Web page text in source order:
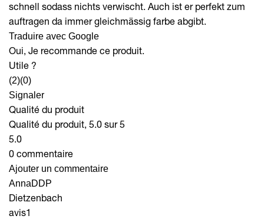
schnell sodass nichts verwischt. Auch ist er perfekt zum
auftragen da immer gleichmässig farbe abgibt.
Traduire avec Google
Oui, Je recommande ce produit.
Utile ?
(2)(0)
Signaler
Qualité du produit
Qualité du produit, 5.0 sur 5
5.0
0 commentaire
Ajouter un commentaire
AnnaDDP
Dietzenbach
avis1